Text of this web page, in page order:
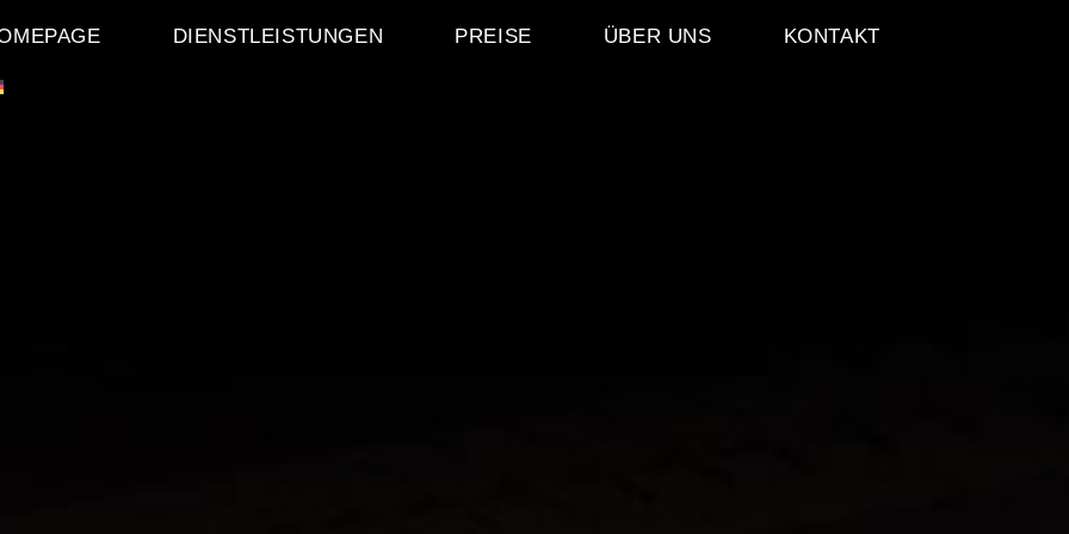
DIENSTLEISTUNGEN PREISE ÜBER UNS KONTAKT